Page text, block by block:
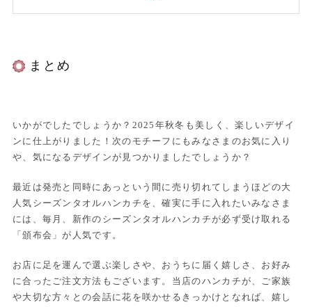
まとめ
いかがでしたでしょうか？2025年秋冬も美しく、楽しいデザイ
ンに仕上がりました！次のモチーフにもみなさまのお気に入り
や、気になるデザインが見つかりましたでしょうか？
最近は発売と同時にあっという間に売り切れてしまうほどの大
人気シーズンタオルハンカチを、確実に手に入れたいみなさま
には、毎月、新作のシーズンタオルハンカチが必ず受け取れる
「頒布会」が人気です。
お店に足を運んで選ぶ楽しさや、おうちに届く嬉しさ、お好み
に合ったご注文方法もございます。当店のハンカチが、ご家族
や大切な方々との会話に花を咲かせるきっかけとなれば、嬉し